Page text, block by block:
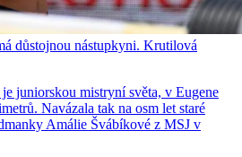
důstojnou nástupkyni. Krutilová
juniorskou mistryní světa, v Eugene
Navázala tak na osm let staré
Amálie Švábíkové z MSJ v